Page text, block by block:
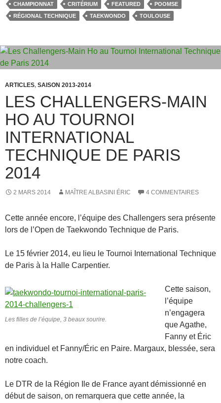
b
o
k
d
n
er
CHAMPIONNAT CRITÉRIUM FEATURED
POOMSE
RÉGIONAL TECHNIQUE
TAEKWONDO TOULOUSE
ARTICLES, SAISON 2013-2014
LES CHALLENGERS-MAIN
HO AU TOURNOI
INTERNATIONAL
TECHNIQUE DE PARIS
2014
2 MARS 2014 MAÎTRE ALBASINI ÉRIC 4 COMMENTAIRES
Cette année encore, l’équipe des Challengers sera présente
lors de l’Open de Taekwondo Technique de Paris.
Le 15 février 2014, eu lieu le Tournoi International Technique
de Paris à la Halle Carpentier.
Les filles de l’équipe, 3 beaux sourire.
Cette saison,
l’équipe
n’engagera
que Agathe,
Fanny et Éric
en individuel et Fanny/Éric en Paire. Margaux, blessée, sera
notre coach.
Le DTR de la Région Ile de France ayant démissionné en
début de saison, on remarquera que cette année, la